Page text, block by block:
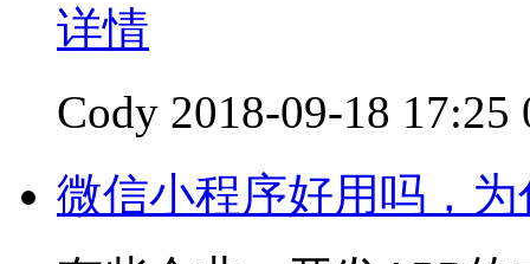
详情
Cody 2018-09-18 17:25
微信小程序好用吗，